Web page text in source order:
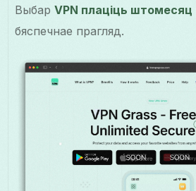
ВыбарVPN плаціць штомесяц
бяспечнае прагляд.